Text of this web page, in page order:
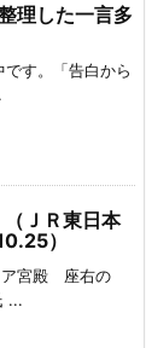
理した一言多
す。「告白から
ＪＲ東日本
）
ア宮殿 座右の
...